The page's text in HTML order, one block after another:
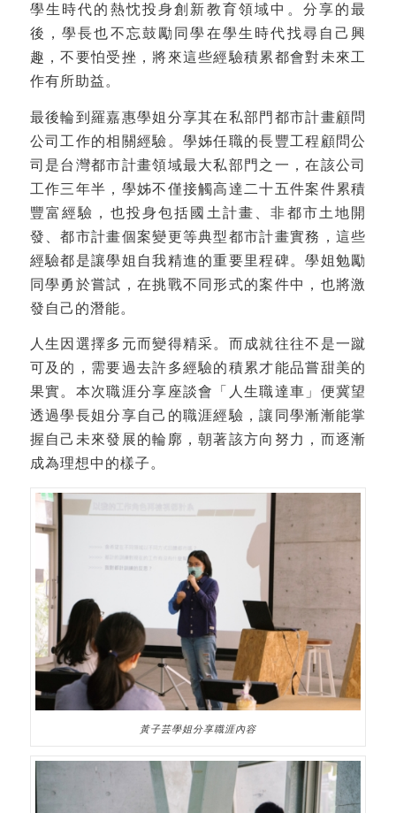
學生時代的熱忱投身創新教育領域中。分享的最
後，學長也不忘鼓勵同學在學生時代找尋自己興
趣，不要怕受挫，將來這些經驗積累都會對未來工
作有所助益。
最後輪到羅嘉惠學姐分享其在私部門都市計畫顧問
公司工作的相關經驗。學姊任職的長豐工程顧問公
司是台灣都市計畫領域最大私部門之一，在該公司
工作三年半，學姊不僅接觸高達二十五件案件累積
豐富經驗，也投身包括國土計畫、非都市土地開
發、都市計畫個案變更等典型都市計畫實務，這些
經驗都是讓學姐自我精進的重要里程碑。學姐勉勵
同學勇於嘗試，在挑戰不同形式的案件中，也將激
發自己的潛能。
人生因選擇多元而變得精采。而成就往往不是一蹴
可及的，需要過去許多經驗的積累才能品嘗甜美的
果實。本次職涯分享座談會「人生職達車」便冀望
透過學長姐分享自己的職涯經驗，讓同學漸漸能掌
握自己未來發展的輪廓，朝著該方向努力，而逐漸
成為理想中的樣子。
黃子芸學姐分享職涯內容